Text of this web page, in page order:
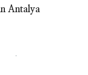
Antalya